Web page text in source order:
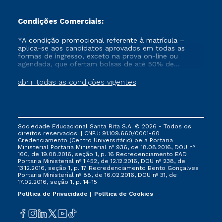
Condições Comerciais:
abrir todas as condições vigentes
*A condição promocional referente à matrícula –
aplica-se aos candidatos aprovados em todas as
formas de ingresso, exceto na prova on-line ou
agendada, que ofertam bolsas de até 50% de
que ainda não tenham efetivado e/ou não tenham
cancelado ou trancado sua matrícula em uma das
FIES, Prouni e outros programas governamentais, e
não se acumula com nenhuma outra campanha
ofertada pela Instituição.
Sociedade Educacional Santa Rita S.A. © 2026 - Todos os
direitos reservados. | CNPJ: 91.109.660/0001-60
Credenciamento (Centro Universitário) pela Portaria
Ministerial Portaria Ministerial nº 936, de 18.08.2016, DOU nº
160, de 19.08.2016, seção 1, p. 16 Recredenciamento EAD
Portaria Ministerial nº 1.452, de 12.12.2016, DOU nº 238, de
13.12.2016, seção 1, p. 17 Recredenciamento Bento Gonçalves
Portaria Ministerial nº 88, de 16.02.2016, DOU nº 31, de
17.02.2016, seção 1, p. 14-15
Política de Privacidade
Política de Cookies